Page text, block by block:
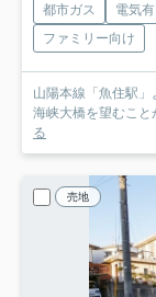
都市ガス 電気有
ファミリー向け
山陽本線「魚住駅
海峡大橋を望むこ
る
売地